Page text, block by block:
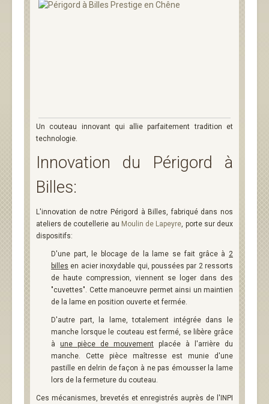
Un couteau innovant qui allie parfaitement tradition et
technologie.
Innovation du Périgord à
Billes:
L'innovation de notre Périgord à Billes, fabriqué dans nos
ateliers de coutellerie au Moulin de Lapeyre, porte sur deux
dispositifs:
D'une part, le blocage de la lame se fait grâce à 2
billes en acier inoxydable qui, poussées par 2 ressorts
de haute compression, viennent se loger dans des
"cuvettes". Cette manoeuvre permet ainsi un maintien
de la lame en position ouverte et fermée.
D'autre part, la lame, totalement intégrée dans le
manche lorsque le couteau est fermé, se libère grâce
à une pièce de mouvement placée à l'arrière du
manche. Cette pièce maîtresse est munie d'une
pastille en delrin de façon à ne pas émousser la lame
lors de la fermeture du couteau.
Ces mécanismes, brevetés et enregistrés auprès de l'INPI